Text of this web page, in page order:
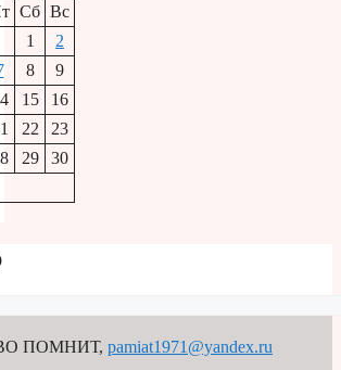
Сб Вс
1
2
8
9
15
16
22
23
29
30
ПОМНИТ, pamiat1971@yandex.ru